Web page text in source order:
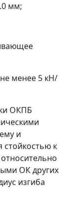
мм;
менее 5 кН/
ОКПБ
и
к
ОК других
изгиба